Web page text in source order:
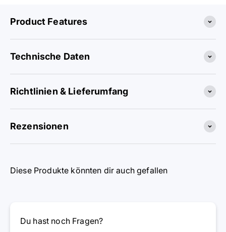
Product Features
Technische Daten
Richtlinien & Lieferumfang
Rezensionen
Diese Produkte könnten dir auch gefallen
Du hast noch Fragen?